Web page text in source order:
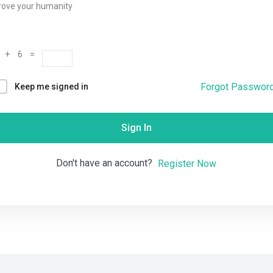
your humanity
+ 6 =
Keep me signed in Forgot
Sign In
Don't have an account? Register Now